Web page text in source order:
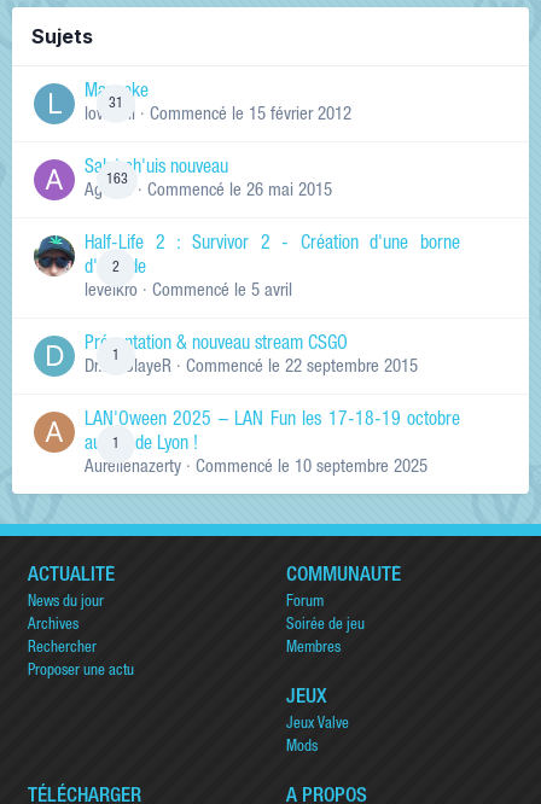
Sujets
31
Manneke
lowskill · Commencé le 15 février 2012
163
Salut ch'uis nouveau
Ag0Nie · Commencé le 26 mai 2015
2
Half-Life 2 : Survivor 2 - Création d'une borne
d'arcade
levelkro · Commencé le 5 avril
Présentation & nouveau stream CSGO
Dr.KinSlayeR · Commencé le 22 septembre 2015
LAN'Oween 2025 – LAN Fun les 17-18-19 octobre
au sud de Lyon !
Aurelienazerty · Commencé le 10 septembre 2025
ACTUALITÉ
News du jour
Archives
Rechercher
Proposer une actu
COMMUNAUTÉ
Forum
Soirée de jeu
Membres
JEUX
Jeux Valve
Mods
TÉLÉCHARGER A PROPOS